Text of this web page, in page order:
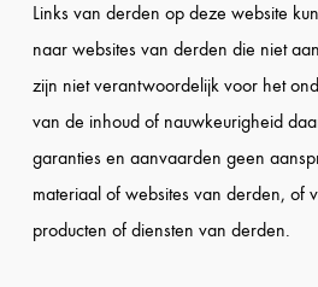
Links van derden op deze website
naar websites van derden die niet
zijn niet verantwoordelijk voor het
van de inhoud of nauwkeurigheid
garanties en aanvaarden geen
materiaal of websites van derden, of
producten of diensten van derden.